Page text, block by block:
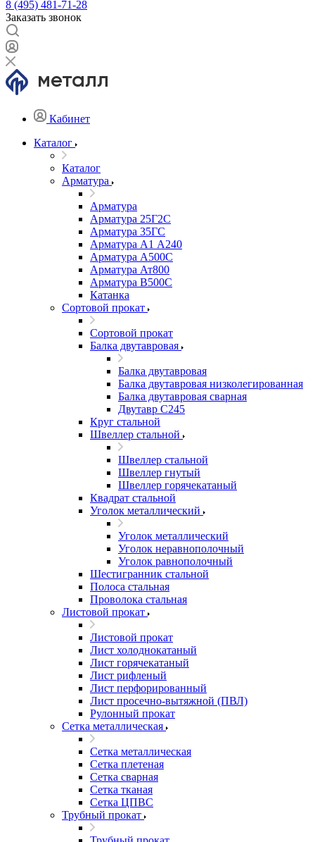
8 (495) 481-71-28
Заказать звонок
Кабинет
Каталог
Каталог
Арматура
Арматура
Арматура 25Г2С
Арматура 35ГС
Арматура А1 А240
Арматура А500С
Арматура Ат800
Арматура В500С
Катанка
Сортовой прокат
Сортовой прокат
Балка двутавровая
Балка двутавровая
Балка двутавровая низколегированная
Балка двутавровая сварная
Двутавр С245
Круг стальной
Швеллер стальной
Швеллер стальной
Швеллер гнутый
Швеллер горячекатаный
Квадрат стальной
Уголок металлический
Уголок металлический
Уголок неравнополочный
Уголок равнополочный
Шестигранник стальной
Полоса стальная
Проволока стальная
Листовой прокат
Листовой прокат
Лист холоднокатаный
Лист горячекатаный
Лист рифленый
Лист перфорированный
Лист просечно-вытяжной (ПВЛ)
Рулонный прокат
Сетка металлическая
Сетка металлическая
Сетка плетеная
Сетка сварная
Сетка тканая
Сетка ЦПВС
Трубный прокат